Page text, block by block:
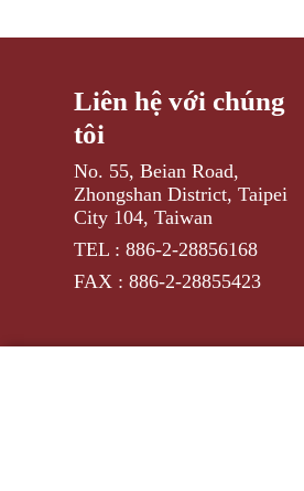
Liên hệ với chúng
tôi
No. 55, Beian Road,
Zhongshan District, Taipei
City 104, Taiwan
TEL : 886-2-28856168
FAX : 886-2-28855423